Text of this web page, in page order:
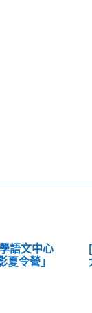
語文中心
令營」